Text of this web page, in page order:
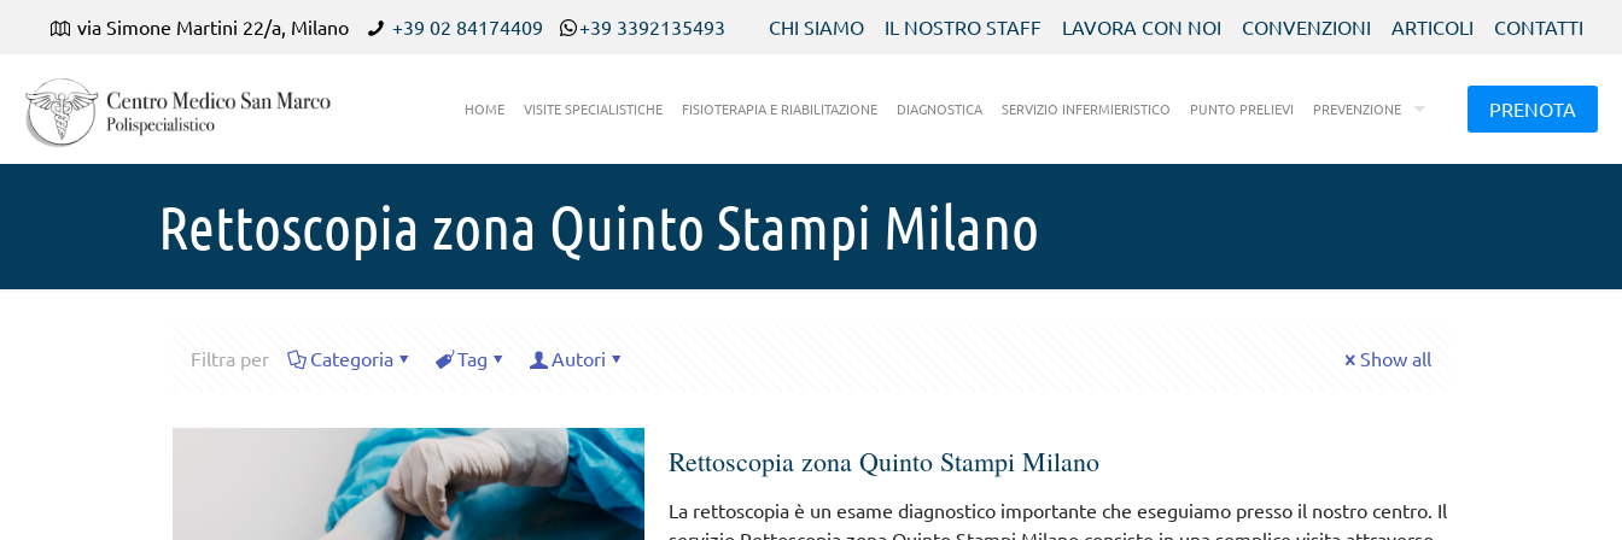
via Simone Martini 22/a, Milano +39 02 84174409 +39 3392135493 CHI SIAMO IL NOSTRO STAFF LAVORA CON NOI CONVENZIONI ARTICOLI CONTATTI
HOME VISITE SPECIALISTICHE FISIOTERAPIA E RIABILITAZIONE DIAGNOSTICA SERVIZIO INFERMIERISTICO PUNTO PRELIEVI PREVENZIONE PRENOTA
Rettoscopia zona Quinto Stampi Milano
Filtra per Categoria Tag Autori Show all
Rettoscopia zona Quinto Stampi Milano
La rettoscopia è un esame diagnostico importante che eseguiamo presso il nostro centro. Il